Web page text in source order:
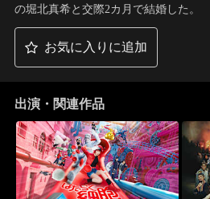
の堀北真希と交際2カ月で結婚した。
お気に入りに追加
出演・関連作品